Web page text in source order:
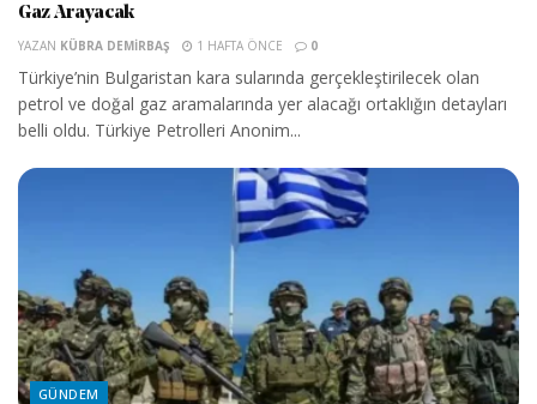
Gaz Arayacak
YAZAN KÜBRA DEMIRBAŞ 1 HAFTA ÖNCE 0
Türkiye’nin Bulgaristan kara sularında gerçekleştirilecek olan
petrol ve doğal gaz aramalarında yer alacağı ortaklığın detayları
belli oldu. Türkiye Petrolleri Anonim...
GÜNDEM